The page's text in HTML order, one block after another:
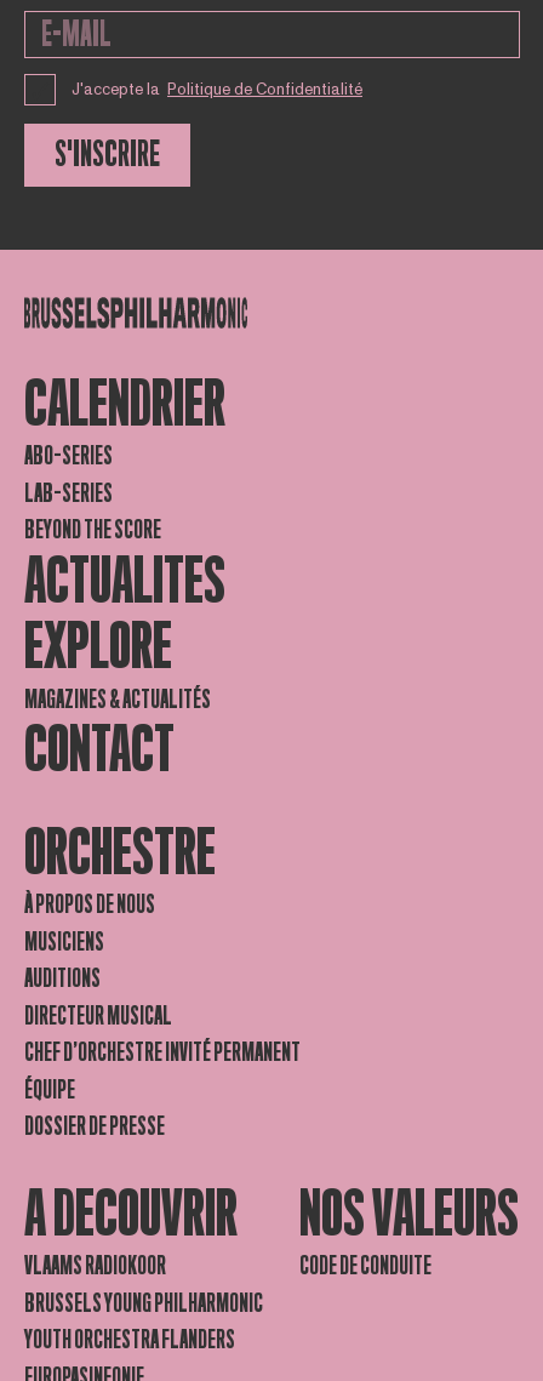
J'accepte la Politique de Confidentialité
S'INSCRIRE
CALENDRIER
ABO-SERIES
LAB-SERIES
BEYOND THE SCORE
ACTUALITES
EXPLORE
MAGAZINES & ACTUALITÉS
CONTACT
ORCHESTRE
À PROPOS DE NOUS
MUSICIENS
AUDITIONS
DIRECTEUR MUSICAL
CHEF D’ORCHESTRE INVITÉ PERMANENT
ÉQUIPE
DOSSIER DE PRESSE
A DECOUVRIR
VLAAMS RADIOKOOR
BRUSSELS YOUNG PHILHARMONIC
YOUTH ORCHESTRA FLANDERS
NOS VALEURS
CODE DE CONDUITE